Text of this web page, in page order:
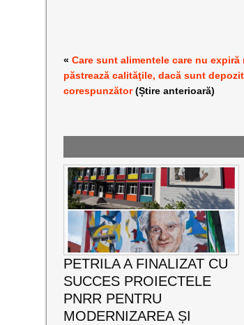
«Care sunt alimentele care nu
păstrează calităţile, dacă sunt
corespunzător(Știre anterioară)
PETRILA A FINALIZAT CU
SUCCES PROIECTELE
PNRR PENTRU
MODERNIZAREA ȘI